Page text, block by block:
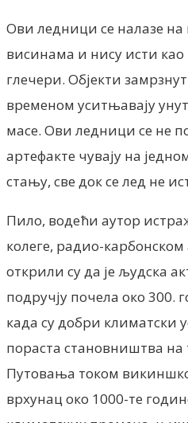
Ови ледници се налазе
висинама и нису исти
глечери. Објекти
временом уситњавају
масе. Ови ледници се не
артефакте чувају на
стању, све док се лед не
Пило, водећи аутор
колеге, радио-
открили су да је људска
подручју почела око 300.
када су добри климатски
пораста становништва на
Путовања током
врхунац око 1000-те